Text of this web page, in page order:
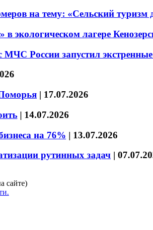
на тему: «Сельский туризм
экологическом лагере
России запустил
| 17.07.2026
| 14.07.2026
на 76% | 13.07.2026
рутинных задач |
сайте)